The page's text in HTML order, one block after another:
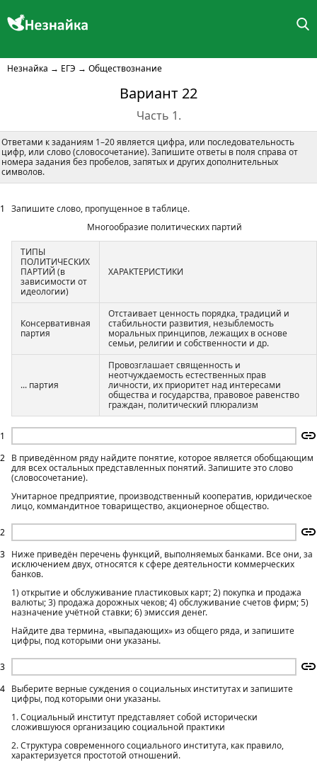
Незнайка → ЕГЭ → Обществознание
Вариант 22
Часть 1.
Ответами к заданиям 1–20 является цифра, или последовательность
цифр, или слово (словосочетание). Запишите ответы в поля справа от
номера задания без пробелов, запятых и других дополнительных
символов.
1
1
Запишите слово, пропущенное в таблице.
Многообразие политических партий
ТИПЫ
ПОЛИТИЧЕСКИХ
ПАРТИЙ (в
зависимости от
идеологии)
ХАРАКТЕРИСТИКИ
Консервативная
партия
Отстаивает ценность порядка, традиций и
стабильности развития, незыблемость
моральных принципов, лежащих в основе
семьи, религии и собственности и др.
... партия
Провозглашает священность и
неотчуждаемость естественных прав
личности, их приоритет над интересами
общества и государства, правовое равенство
граждан, политический плюрализм
2
2
В приведённом ряду найдите понятие, которое является обобщающим
для всех остальных представленных понятий. Запишите это слово
(словосочетание).
Унитарное предприятие, производственный кооператив, юридическое
лицо, коммандитное товарищество, акционерное общество.
3
3
Ниже приведён перечень функций, выполняемых банками. Все они, за
исключением двух, относятся к сфере деятельности коммерческих
банков.
1) открытие и обслуживание пластиковых карт; 2) покупка и продажа
валюты; 3) продажа дорожных чеков; 4) обслуживание счетов фирм; 5)
назначение учётной ставки; 6) эмиссия денег.
Найдите два термина, «выпадающих» из общего ряда, и запишите
цифры, под которыми они указаны.
4
Выберите верные суждения о социальных институтах и запишите
цифры, под которыми они указаны.
1. Социальный институт представляет собой исторически
сложившуюся организацию социальной практики
2. Структура современного социального института, как правило,
характеризуется простотой отношений.